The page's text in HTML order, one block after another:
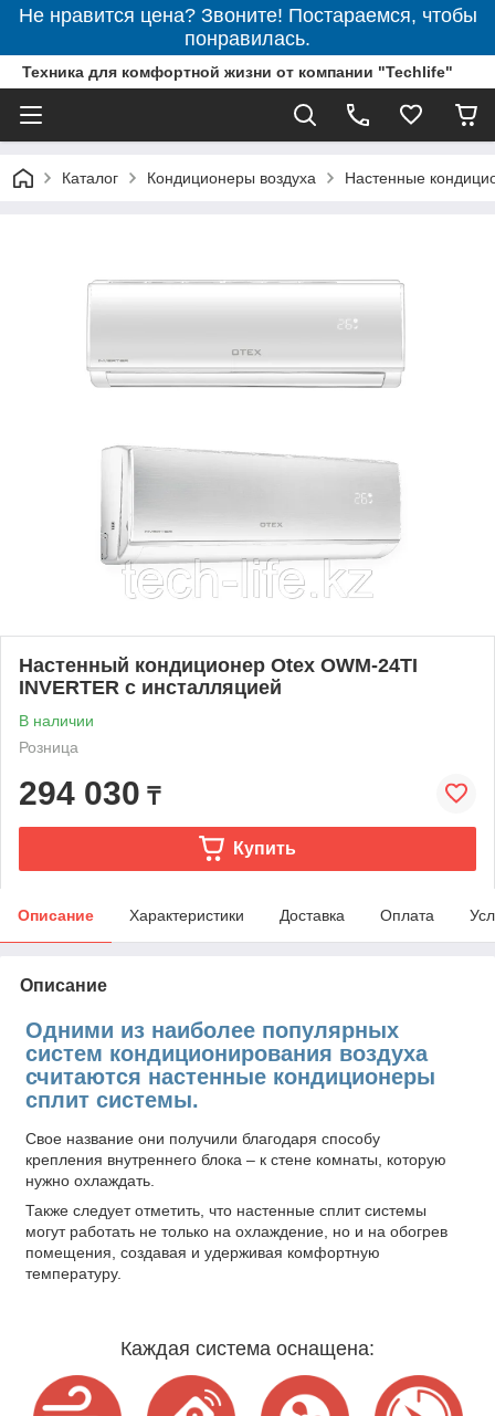
Не нравится цена? Звоните! Постараемся, чтобы
понравилась.
Техника для комфортной жизни от компании "Techlife"
Каталог Кондиционеры воздуха Настенные
Настенный кондиционер Otex OWM-24TI
INVERTER с инсталляцией
В наличии
Розница
294 030 ₸
Купить
Описание Характеристики Доставка Оплата
Описание
Одними из наиболее популярных
систем кондиционирования воздуха
считаются настенные кондиционеры
сплит системы.
Свое название они получили благодаря способу
крепления внутреннего блока – к стене комнаты, которую
нужно охлаждать.
Также следует отметить, что настенные сплит системы
могут работать не только на охлаждение, но и на обогрев
помещения, создавая и удерживая комфортную
температуру.
Каждая система оснащена: